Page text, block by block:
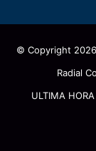
© Copyright
Radial
ULTIMA HORA